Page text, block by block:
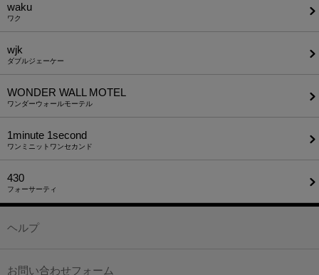
waku
ワク
wjk
ダブルジェーケー
WONDER WALL MOTEL
ワンダーウォールモーテル
1minute​ 1second
ワンミニットワンセカンド
430
フォーサーティ
ヘルプ
お問い合わせフォーム